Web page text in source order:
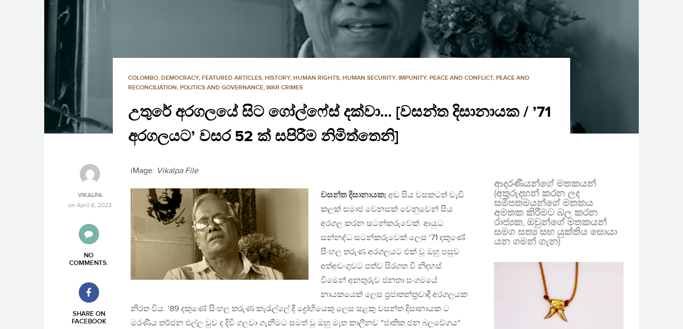
COLOMBO, DEMOCRACY, FEATURED ARTICLES, HISTORY, HUMAN RIGHTS, HUMAN SECURITY, IMPUNITY, PEACE AND CONFLICT, PEACE AND
RECONCILIATION, POLITICS AND GOVERNANCE, WAR CRIMES
උතුරේ අරගලයේ සිට ගෝල්ෆේස් දක්වා… [වසන්ත දිසානායක / ’71
අරගලයට’ වසර 52 ක් සපිරීම නිමිත්තෙනි]
VIKALPA
on April 6, 2023
NO
COMMENTS.
SHARE ON
FACEBOOK
iMage: Vikalpa File
වසන්ත දිසානායක; අඩ සිය වසකටත් වැඩි
කලක් සමාජ වෙනසක් වෙනුවෙන් සිය
අරගල කරන සටන්කරුවෙක්. ආයුධ
සන්නද්ධ සටන්කරුවෙක් ලෙස ‘71 දකුණේ
සිංහල තරුණ අරගලයට එක් වූ ඔහු පසුව
අත්අඩංගුවට පත්ව සිරගත වී නිදහස්
වීමෙන් අනතුරුව ජනතා සංගමයේ
නායකයෙක් ලෙස ප්‍රජාතන්ත්‍රවාදී අරගලයක
නිරත විය. ‘89 දකුණේ සිංහල තරුණ කැරැල්ලේ දී ද්‍රෝහියෙකු ලෙස සළකු වසන්ත දිසානායක ට
මරණීය තර්ජන එල්ල වුව ද දිවි ගලවා ගැනීමට සමත් වූ ඔහු මෑත කාලීනව “ජාතික ජන බලවේගය“
ආදරණීයන්ගේ මතකයන්
(අතුරුදහන් කරන ලද
සමීපතමයන්ගේ මතකය
අමතක කිරීමට බල කරන
රාජ්‍යක, ඔවුන්ගේ මතකයන්
සමග සත්‍ය සහ යුක්තිය සොයා
යන ගමන් ගැන)